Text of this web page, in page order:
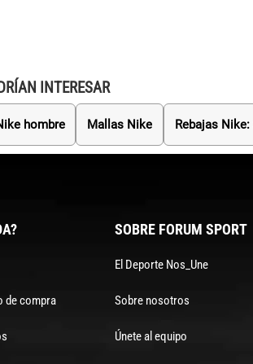
INTERESAR
hombre Mallas Nike Rebajas
de compra
SOBRE FORUM SPORT
El Deporte Nos_Une
Sobre nosotros
Únete al equipo